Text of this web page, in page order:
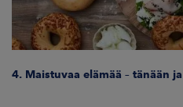
4. Maistuvaa elämää – tänään